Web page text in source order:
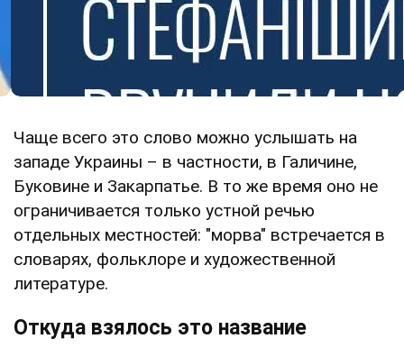
Чаще всего это слово можно услышать на
западе Украины – в частности, в Галичине,
Буковине и Закарпатье. В то же время оно не
ограничивается только устной речью
отдельных местностей: "морва" встречается в
словарях, фольклоре и художественной
литературе.
Откуда взялось это название